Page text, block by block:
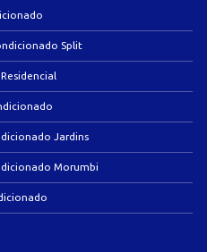
Split
Jardins
Morumbi